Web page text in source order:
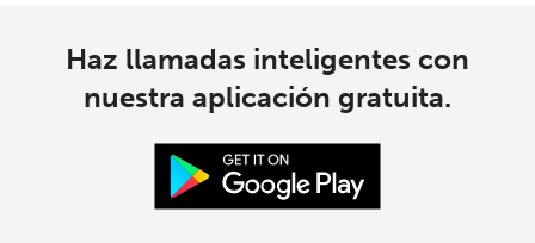
Haz llamadas inteligentes con
nuestra aplicación gratuita.